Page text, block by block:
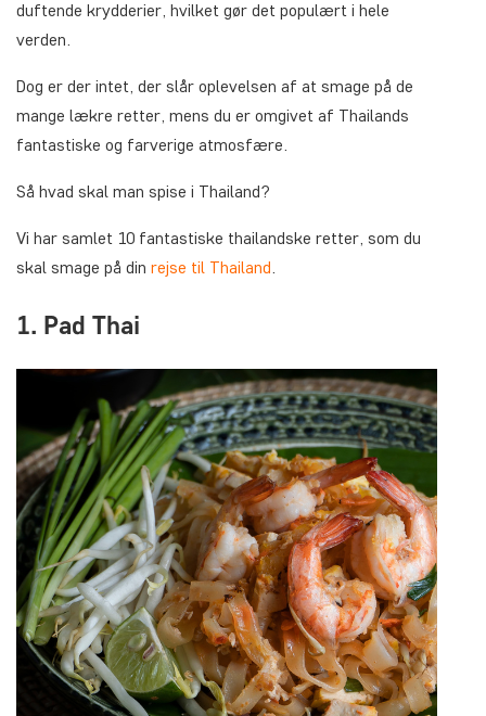
duftende krydderier, hvilket gør det populært i hele
verden.
Dog er der intet, der slår oplevelsen af at smage på de
mange lækre retter, mens du er omgivet af Thailands
fantastiske og farverige atmosfære.
Så hvad skal man spise i Thailand?
Vi har samlet 10 fantastiske thailandske retter, som du
skal smage på din rejse til Thailand.
1. Pad Thai